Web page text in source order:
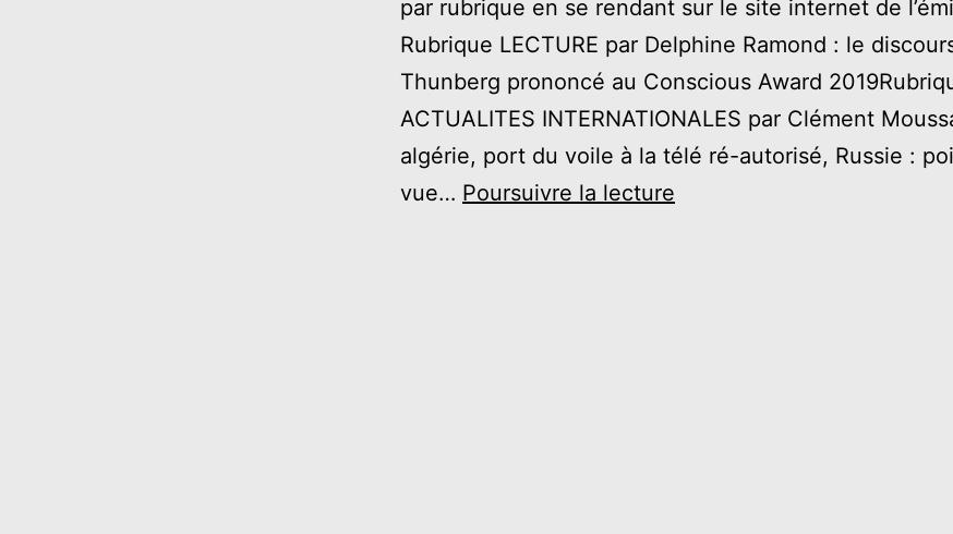
par rubrique en se rendant sur le site internet de
Rubrique LECTURE par Delphine Ramond : le
Thunberg prononcé au Conscious Award
ACTUALITES INTERNATIONALES par Clément
algérie, port du voile à la télé ré-autorisé, Russie :
vue… Poursuivre la lecture